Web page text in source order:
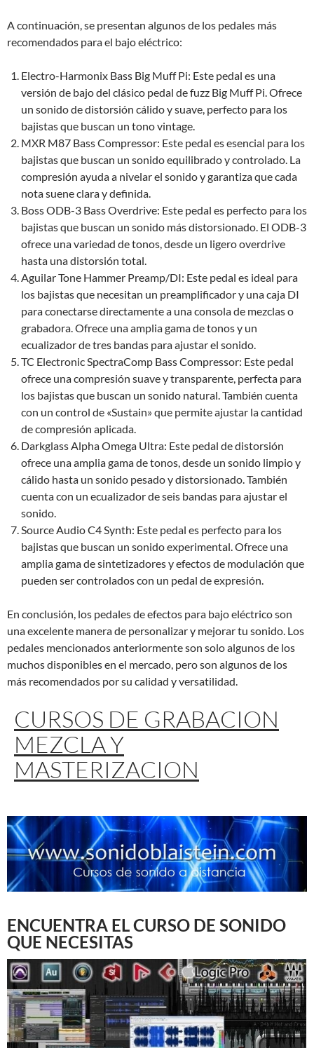
A continuación, se presentan algunos de los pedales más
recomendados para el bajo eléctrico:
Electro-Harmonix Bass Big Muff Pi: Este pedal es una
versión de bajo del clásico pedal de fuzz Big Muff Pi. Ofrece
un sonido de distorsión cálido y suave, perfecto para los
bajistas que buscan un tono vintage.
MXR M87 Bass Compressor: Este pedal es esencial para los
bajistas que buscan un sonido equilibrado y controlado. La
compresión ayuda a nivelar el sonido y garantiza que cada
nota suene clara y definida.
Boss ODB-3 Bass Overdrive: Este pedal es perfecto para los
bajistas que buscan un sonido más distorsionado. El ODB-3
ofrece una variedad de tonos, desde un ligero overdrive
hasta una distorsión total.
Aguilar Tone Hammer Preamp/DI: Este pedal es ideal para
los bajistas que necesitan un preamplificador y una caja DI
para conectarse directamente a una consola de mezclas o
grabadora. Ofrece una amplia gama de tonos y un
ecualizador de tres bandas para ajustar el sonido.
TC Electronic SpectraComp Bass Compressor: Este pedal
ofrece una compresión suave y transparente, perfecta para
los bajistas que buscan un sonido natural. También cuenta
con un control de «Sustain» que permite ajustar la cantidad
de compresión aplicada.
Darkglass Alpha Omega Ultra: Este pedal de distorsión
ofrece una amplia gama de tonos, desde un sonido limpio y
cálido hasta un sonido pesado y distorsionado. También
cuenta con un ecualizador de seis bandas para ajustar el
sonido.
Source Audio C4 Synth: Este pedal es perfecto para los
bajistas que buscan un sonido experimental. Ofrece una
amplia gama de sintetizadores y efectos de modulación que
pueden ser controlados con un pedal de expresión.
En conclusión, los pedales de efectos para bajo eléctrico son
una excelente manera de personalizar y mejorar tu sonido. Los
pedales mencionados anteriormente son solo algunos de los
muchos disponibles en el mercado, pero son algunos de los
más recomendados por su calidad y versatilidad.
CURSOS DE GRABACION
MEZCLA Y
MASTERIZACION
ENCUENTRA EL CURSO DE SONIDO
QUE NECESITAS